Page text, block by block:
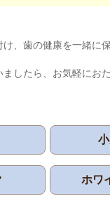
、歯の健康を一緒に
したら、お気軽にお
ホワ